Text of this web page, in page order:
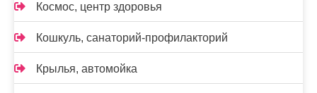
Космос, центр здоровья
Кошкуль, санаторий-профилакторий
Крылья, автомойка